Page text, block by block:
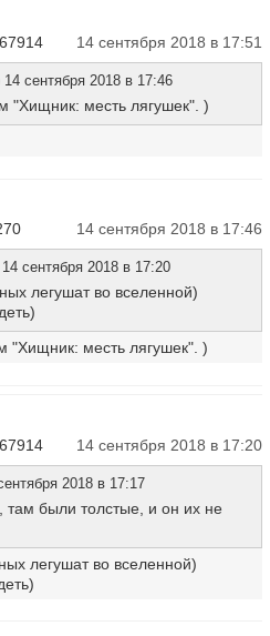
14 сентября 2018 в 17:51
14 сентября 2018 в 17:46
месть лягушек". )
14 сентября 2018 в 17:46
сентября 2018 в 17:20
легушат во вселенной)
месть лягушек". )
14 сентября 2018 в 17:20
2018 в 17:17
там были толстые, и он их не
легушат во вселенной)